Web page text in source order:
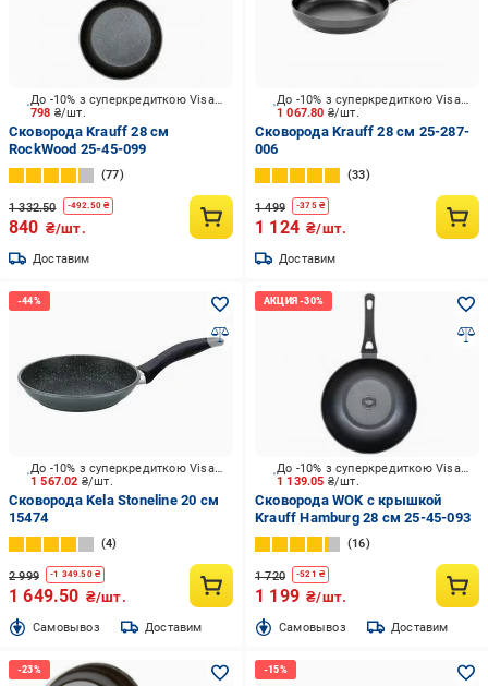
798 ₴/шт.
До -10% з суперкредиткою Visa Вигода
Сковорода Krauff 28 см
RockWood 25-45-099
77
1 332.50 -492.50 ₴
840 ₴/шт.
Доставим
1 067.80 ₴/шт.
До -10% з суперкредиткою Visa Вигода
Сковорода Krauff 28 см 25-287-
006
33
1 499 -375₴
1 124 ₴/шт.
Доставим
1 567.02 ₴/шт.
До -10% з суперкредиткою Visa Вигода
Сковорода Kela Stoneline 20 см
15474
4
2 999 -1 349.50₴
1 649.50 ₴/шт.
Cамовывоз Доставим
1 139.05 ₴/шт.
До -10% з суперкредиткою Visa Вигода
Сковорода WOK с крышкой
Krauff Hamburg 28 см 25-45-093
16
1 720 -521 ₴
1 199 ₴/шт.
Cамовывоз Доставим